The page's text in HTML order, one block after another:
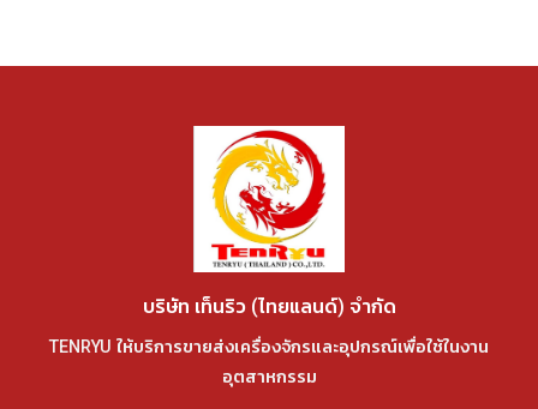
บริษัท เท็นริว (ไทยแลนด์) จำกัด
TENRYU ให้บริการขายส่งเครื่องจักรและอุปกรณ์เพื่อใช้ในงาน
อุตสาหกรรม